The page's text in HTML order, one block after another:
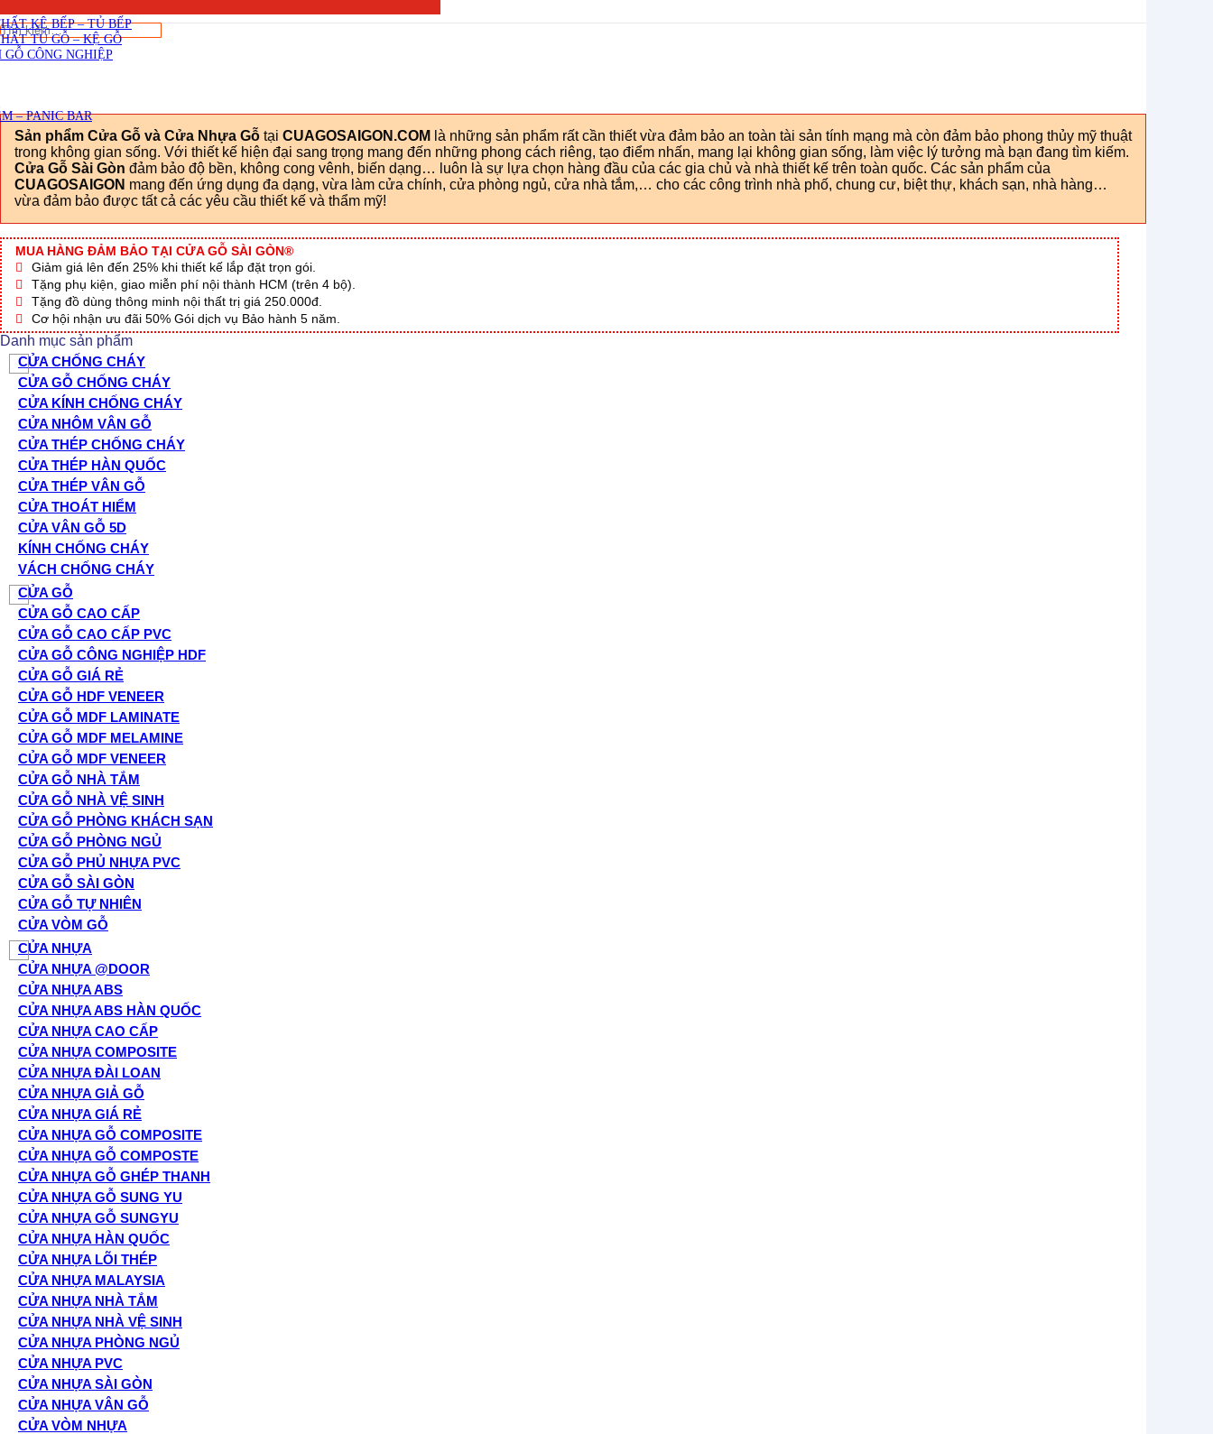
KỆ BẾP – TỦ BẾP
TỦ GỖ – KỆ GỖ
GỖ CÔNG NGHIỆP
– PANIC BAR
Tìm
kiếm:
Sản phẩm Cửa Gỗ và Cửa Nhựa Gỗ tại CUAGOSAIGON.COM là những sản phẩm rất cần thiết vừa đảm bảo an toàn tài sản tính mạng mà còn đảm bảo phong thủy mỹ thuật
trong không gian sống. Với thiết kế hiện đại sang trọng mang đến những phong cách riêng, tạo điểm nhấn, mang lại không gian sống, làm việc lý tưởng mà bạn đang tìm kiếm.
Cửa Gỗ Sài Gòn đảm bảo độ bền, không cong vênh, biến dạng… luôn là sự lựa chọn hàng đầu của các gia chủ và nhà thiết kế trên toàn quốc. Các sản phẩm của
CUAGOSAIGON mang đến ứng dụng đa dạng, vừa làm cửa chính, cửa phòng ngủ, cửa nhà tắm,… cho các công trình nhà phố, chung cư, biệt thự, khách sạn, nhà hàng…
vừa đảm bảo được tất cả các yêu cầu thiết kế và thẩm mỹ!
MUA HÀNG ĐẢM BẢO TẠI CỬA GỖ SÀI GÒN®
Giảm giá lên đến 25% khi thiết kế lắp đặt trọn gói.
Tặng phụ kiện, giao miễn phí nội thành HCM (trên 4 bộ).
Tặng đồ dùng thông minh nội thất trị giá 250.000đ.
Cơ hội nhận ưu đãi 50% Gói dịch vụ Bảo hành 5 năm.
Danh mục sản phẩm
CỬA CHỐNG CHÁY
CỬA GỖ CHỐNG CHÁY
CỬA KÍNH CHỐNG CHÁY
CỬA NHÔM VÂN GỖ
CỬA THÉP CHỐNG CHÁY
CỬA THÉP HÀN QUỐC
CỬA THÉP VÂN GỖ
CỬA THOÁT HIỂM
CỬA VÂN GỖ 5D
KÍNH CHỐNG CHÁY
VÁCH CHỐNG CHÁY
CỬA GỖ
CỬA GỖ CAO CẤP
CỬA GỖ CAO CẤP PVC
CỬA GỖ CÔNG NGHIỆP HDF
CỬA GỖ GIÁ RẺ
CỬA GỖ HDF VENEER
CỬA GỖ MDF LAMINATE
CỬA GỖ MDF MELAMINE
CỬA GỖ MDF VENEER
CỬA GỖ NHÀ TẮM
CỬA GỖ NHÀ VỆ SINH
CỬA GỖ PHÒNG KHÁCH SẠN
CỬA GỖ PHÒNG NGỦ
CỬA GỖ PHỦ NHỰA PVC
CỬA GỖ SÀI GÒN
CỬA GỖ TỰ NHIÊN
CỬA VÒM GỖ
CỬA NHỰA
CỬA NHỰA @DOOR
CỬA NHỰA ABS
CỬA NHỰA ABS HÀN QUỐC
CỬA NHỰA CAO CẤP
CỬA NHỰA COMPOSITE
CỬA NHỰA ĐÀI LOAN
CỬA NHỰA GIẢ GỖ
CỬA NHỰA GIÁ RẺ
CỬA NHỰA GỖ COMPOSITE
CỬA NHỰA GỖ COMPOSTE
CỬA NHỰA GỖ GHÉP THANH
CỬA NHỰA GỖ SUNG YU
CỬA NHỰA GỖ SUNGYU
CỬA NHỰA HÀN QUỐC
CỬA NHỰA LÕI THÉP
CỬA NHỰA MALAYSIA
CỬA NHỰA NHÀ TẮM
CỬA NHỰA NHÀ VỆ SINH
CỬA NHỰA PHÒNG NGỦ
CỬA NHỰA PVC
CỬA NHỰA SÀI GÒN
CỬA NHỰA VÂN GỖ
CỬA VÒM NHỰA